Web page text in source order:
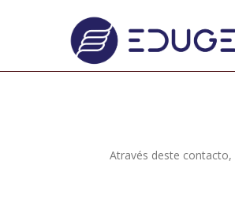
Através deste contacto,